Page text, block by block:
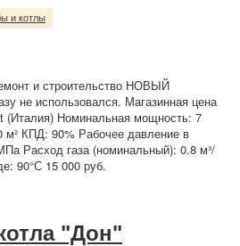
и котлы
и строительство НОВЫЙ
не использовался. Магазинная цена
(Италия) Номинальная мощность: 7
м² КПД: 90% Рабочее давление в
Расход газа (номинальный): 0.8 м³/
90°С 15 000 руб.
"Дон"